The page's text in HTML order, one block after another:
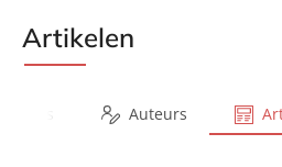
Veilig
betalen
Artikelen
Auteurs